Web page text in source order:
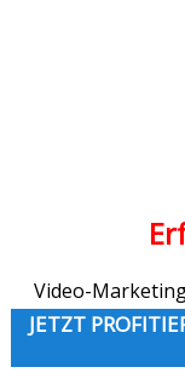
Video-
JETZT